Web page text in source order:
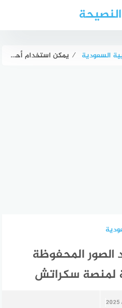
السعودية ⁄ يمكن استخدام أحد الصور المحفوظة في الجهاز كخلفية لمنصة سكراتش
المحفوظة
لمنصة سكراتش